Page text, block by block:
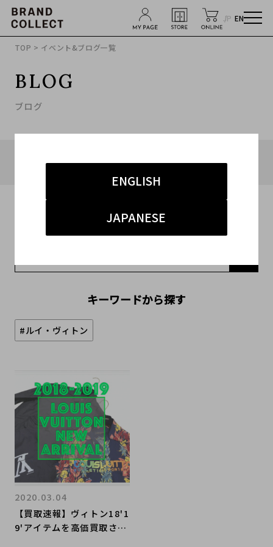
JP EN
ENGLISH
JAPANESE
TOP > イベント&ブログ一覧
BLOG
ブログ
キーワードから探す
#ルイ・ヴィトン
【買取速報】ヴィトン18'1
9'アイテムを高価買取させ
2020.03.04